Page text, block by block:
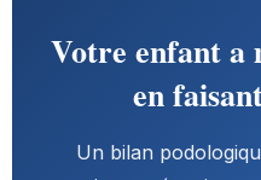
Votre enfant a
en
Un bilan